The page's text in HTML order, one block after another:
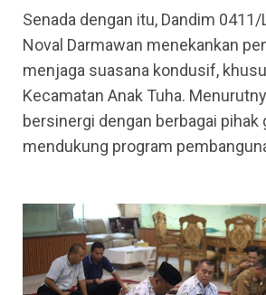
Senada dengan itu, Dandim 0411/
Noval Darmawan menekankan
menjaga suasana kondusif,
Kecamatan Anak Tuha.
bersinergi dengan berbagai pihak
mendukung program